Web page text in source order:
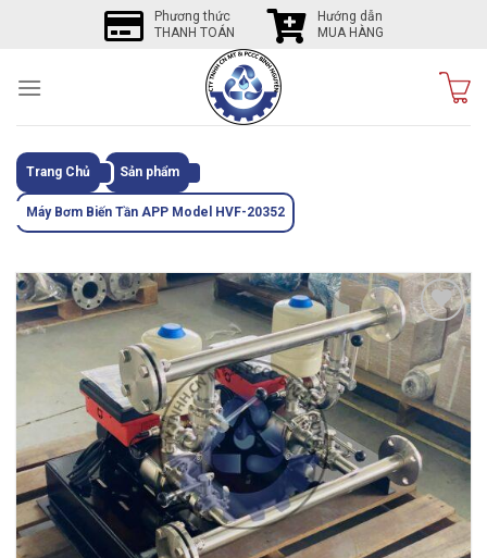
Phương thức
THANH TOÁN
Hướng dẫn
MUA HÀNG
Trang Chủ Sản phẩm
Máy Bơm Biến Tần APP Model HVF-20352
Tôi
thích
sản
phẩm
này